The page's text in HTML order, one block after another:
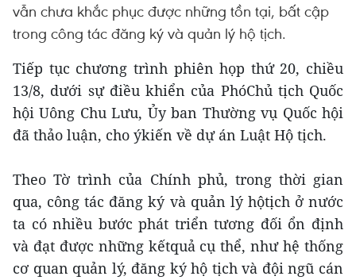
vẫn chưa khắc phục được những tồn tại, bất cập
trong công tác đăng ký và quản lý hộ tịch.
Tiếp tục chương trình phiên họp thứ 20, chiều
13/8, dưới sự điều khiển của PhóChủ tịch Quốc
hội Uông Chu Lưu, Ủy ban Thường vụ Quốc hội
đã thảo luận, cho ýkiến về dự án Luật Hộ tịch.
Theo Tờ trình của Chính phủ, trong thời gian
qua, công tác đăng ký và quản lý hộtịch ở nước
ta có nhiều bước phát triển tương đối ổn định
và đạt được những kếtquả cụ thể, như hệ thống
cơ quan quản lý, đăng ký hộ tịch và đội ngũ cán